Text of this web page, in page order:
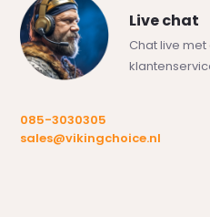
Live chat
Chat live
085-3030305
sales@vikingchoice.nl